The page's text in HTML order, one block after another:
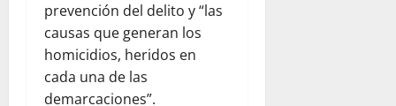
prevención del delito y “las
causas que generan los
homicidios, heridos en
cada una de las
demarcaciones”.